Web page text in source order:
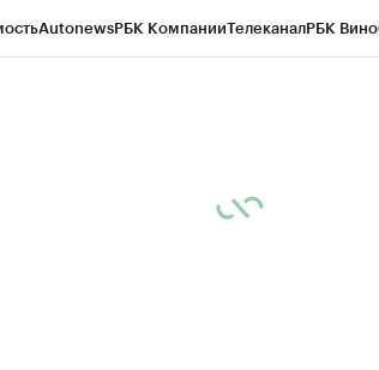
AutonewsРБК КомпанииТелеканалРБК Вино